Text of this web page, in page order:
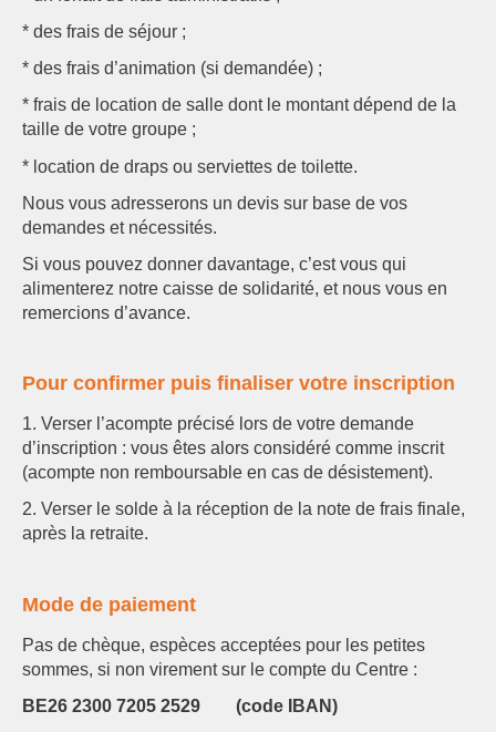
* des frais de séjour ;
* des frais d’animation (si demandée) ;
* frais de location de salle dont le montant dépend de la
taille de votre groupe ;
* location de draps ou serviettes de toilette.
Nous vous adresserons un devis sur base de vos
demandes et nécessités.
Si vous pouvez donner davantage, c’est vous qui
alimenterez notre caisse de solidarité, et nous vous en
remercions d’avance.
Pour confirmer puis finaliser votre inscription
1. Verser l’acompte précisé lors de votre demande
d’inscription : vous êtes alors considéré comme inscrit
(acompte non remboursable en cas de désistement).
2. Verser le solde à la réception de la note de frais finale,
après la retraite.
Mode de paiement
Pas de chèque, espèces acceptées pour les petites
sommes, si non virement sur le compte du Centre :
BE26 2300 7205 2529 (code IBAN)